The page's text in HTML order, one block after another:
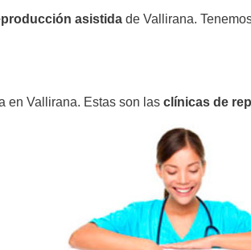
asistida de Vallirana.
en Vallirana. Estas son las clínicas de